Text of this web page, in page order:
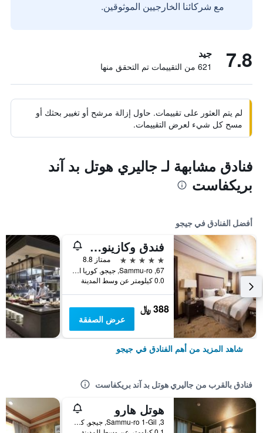
مع شركائنا الخارجيين الموثوقين.
7.8 جيد
621 من التقييمات تم التحقق منها
لم يتم العثور على تقييمات. حاول إزالة مرشح أو تغيير بحثك أو
مسح كل شيء لعرض التقييمات.
فنادق مشابهة لـ جاليري هوتل بد آند
بريكفاست
أفضل الفنادق في جيجو
فندق وكازينو جيجو صن
5 نجوم
ممتاز 8.8
67, Sammu-ro, جيجو, كوريا الجنوبية
0.0 كيلومتر عن وسط المدينة
388 ﷼
عرض الصفقة
شاهد المزيد من أهم الفنادق في جيجو
فنادق بالقرب من جاليري هوتل بد آند بريكفاست
هوتل هارو
3, Sammu-ro 1-Gil, جيجو, كوريا الجنوبية